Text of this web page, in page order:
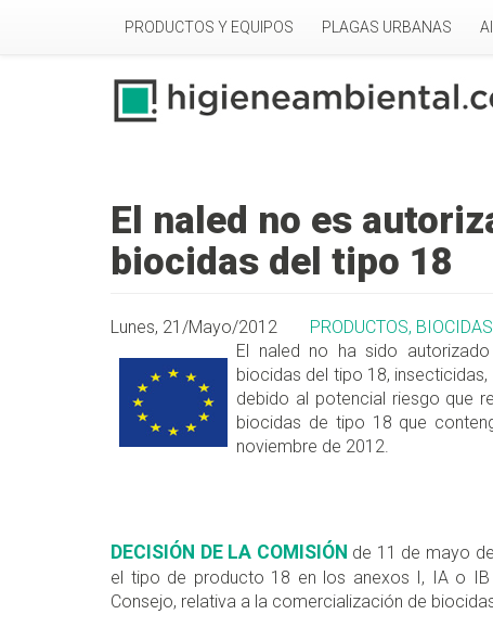
PRODUCTOS Y EQUIPOS PLAGAS URBANAS
El naled no es
biocidas del tipo 18
Lunes, 21/Mayo/2012
PRODUCTOS,
El naled no ha sido
biocidas del tipo 18,
debido al potencial riesgo que
biocidas de tipo 18 que
noviembre de 2012.
DECISIÓN DE LA COMISIÓN de 11 de mayo
el tipo de producto 18 en los anexos I, IA o IB
Consejo, relativa a la comercialización de